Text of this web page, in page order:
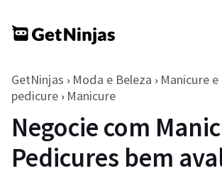
GetNinjas › Moda e Beleza › Manicure e
pedicure › Manicure
Negocie com
Pedicures bem